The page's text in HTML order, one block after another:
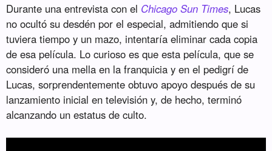
Durante una entrevista con el Chicago Sun Times, Lucas
no ocultó su desdén por el especial, admitiendo que si
tuviera tiempo y un mazo, intentaría eliminar cada copia
de esa película. Lo curioso es que esta película, que se
consideró una mella en la franquicia y en el pedigrí de
Lucas, sorprendentemente obtuvo apoyo después de su
lanzamiento inicial en televisión y, de hecho, terminó
alcanzando un estatus de culto.